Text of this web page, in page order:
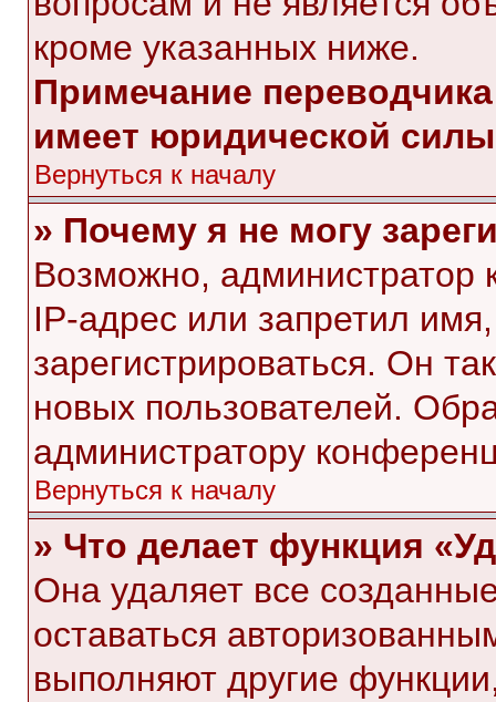
кроме указанных ниже.
Примечание
имеет юридической
Вернуться к началу
» Почему я не могу
Возможно, администратор
IP-адрес или запретил
зарегистрироваться. Он
новых пользователей.
администратору
Вернуться к началу
» Что делает функция
Она удаляет все
оставаться
выполняют другие